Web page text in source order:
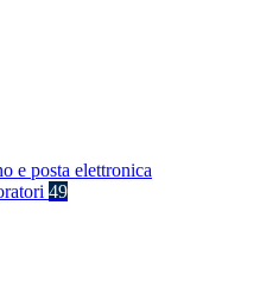
e posta elettronica
49